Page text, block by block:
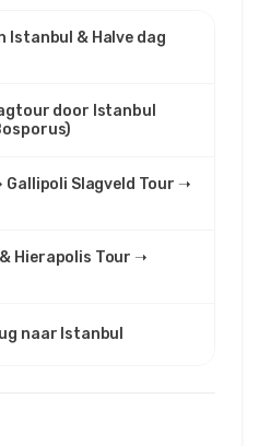
Istanbul & Halve dag
door Istanbul
Gallipoli Slagveld Tour ➝
& Hierapolis Tour ➝
naar Istanbul